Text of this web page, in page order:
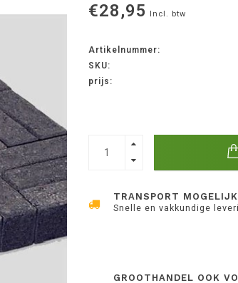
€28,95 Incl. btw
Artikelnummer:
SKU:
prijs:
TRANSPORT MOGELIJK
Snelle en vakkundige
GROOTHANDEL OOK